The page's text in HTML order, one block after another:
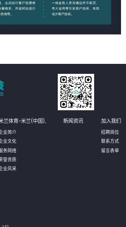
兰体育-米兰(中国),
业简介
业文化
务网络
誉资质
业风采
新闻资讯 加入我们
招聘岗位
联系方式
留言表单